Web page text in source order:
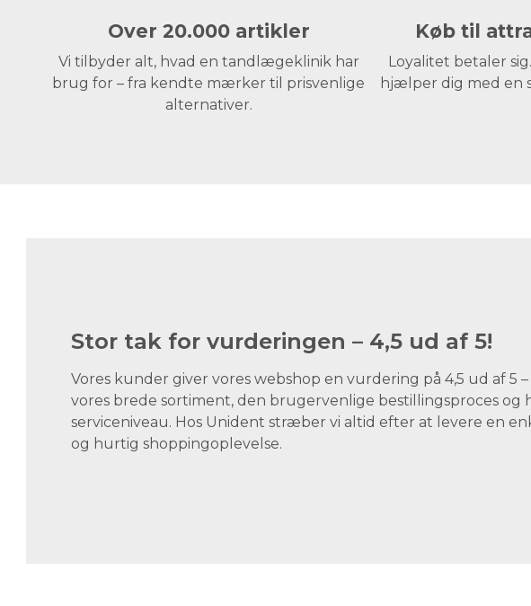
Over 20.000 artikler
Vi tilbyder alt, hvad en tandlægeklinik har
brug for – fra kendte mærker til prisvenlige
alternativer.
Køb til
Loyalitet betaler
hjælper dig med en
Stor tak for vurderingen – 4,5 ud af 5!
Vores kunder giver vores webshop en vurdering på 4,5 ud af 5
vores brede sortiment, den brugervenlige bestillingsproces og
serviceniveau. Hos Unident stræber vi altid efter at levere en
og hurtig shoppingoplevelse.